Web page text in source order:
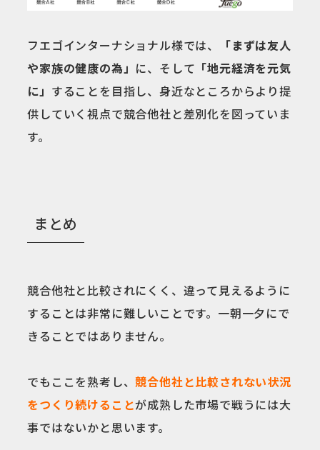
フエゴインターナショナル様では、
「まずは友人
や家族の健康の為」 に、そして 「地元経済を元気
に」 することを目指し、身近なところからより提
供していく視点で競合他社と差別化を図っていま
す。
まとめ
競合他社と比較されにくく、違って見えるように
することは非常に難しいことです。一朝一夕にで
きることではありません。
でもここを熟考し、競合他社と比較されない状況
をつくり続けることが成熟した市場で戦うには大
事ではないかと思います。